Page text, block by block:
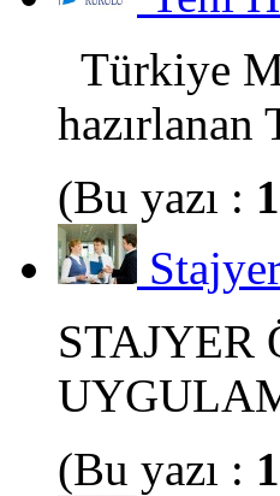
Türkiye
hazırlanan
(Bu yazı :
STAJYER
(Bu yazı :